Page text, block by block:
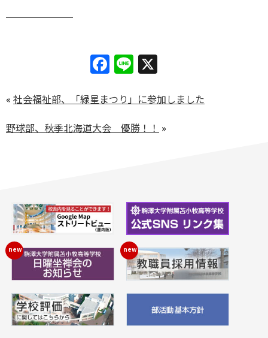
Facebook
Line
« 社会福祉部、「緑星まつり」に参加しました
野球部、秋季北海道大会 優勝！！ »